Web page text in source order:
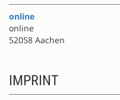
online
online
52058 Aachen
IMPRINT